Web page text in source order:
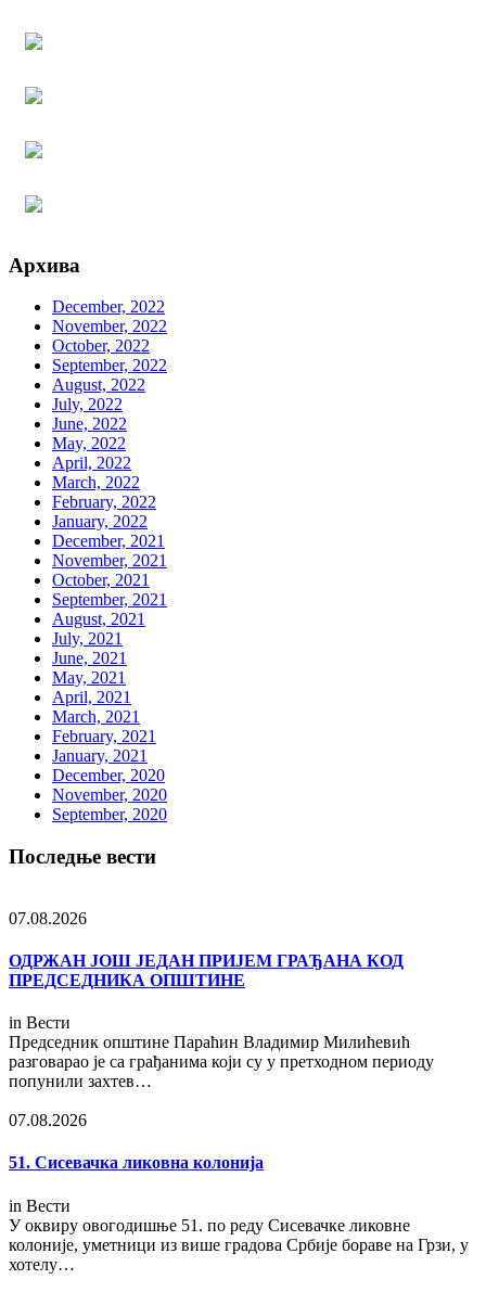
Архива
December, 2022
November, 2022
October, 2022
September, 2022
August, 2022
July, 2022
June, 2022
May, 2022
April, 2022
March, 2022
February, 2022
January, 2022
December, 2021
November, 2021
October, 2021
September, 2021
August, 2021
July, 2021
June, 2021
May, 2021
April, 2021
March, 2021
February, 2021
January, 2021
December, 2020
November, 2020
September, 2020
Последње вести
07.08.2026
ОДРЖАН ЈОШ ЈЕДАН ПРИЈЕМ ГРАЂАНА КОД
ПРЕДСЕДНИКА ОПШТИНЕ
in Вести
Председник општине Параћин Владимир Милићевић
разговарао је са грађанима који су у претходном периоду
попунили захтев…
07.08.2026
51. Сисевачка ликовна колонија
in Вести
У оквиру овогодишње 51. по реду Сисевачке ликовне
колоније, уметници из више градова Србије бораве на Грзи, у
хотелу…